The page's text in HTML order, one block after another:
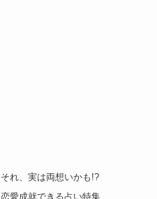
それ、実は両想いかも!?
恋愛成就できる占い特集